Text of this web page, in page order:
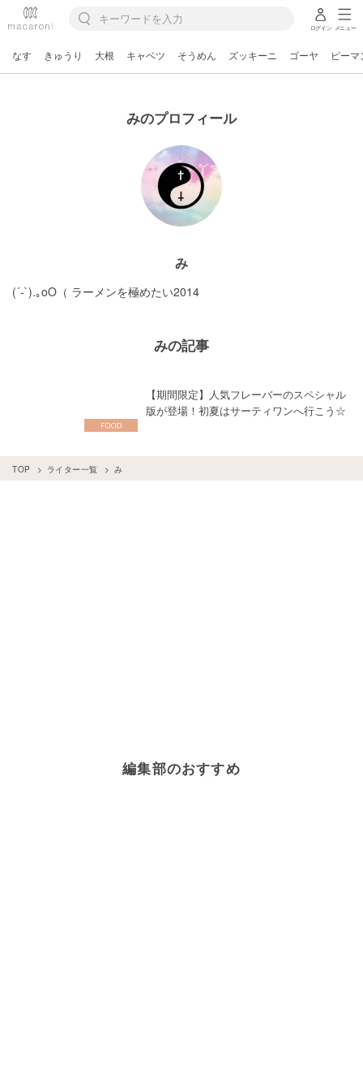
ログイン メニュー
なす きゅうり 大根 キャベツ そうめん ズッキーニ ゴーヤ ピーマ
みのプロフィール
み
(´-`).｡oO（ ラーメンを極めたい2014
みの記事
【期間限定】人気フレーバーのスペシャル
版が登場！初夏はサーティワンへ行こう☆
TOP ライター一覧 み
編集部のおすすめ